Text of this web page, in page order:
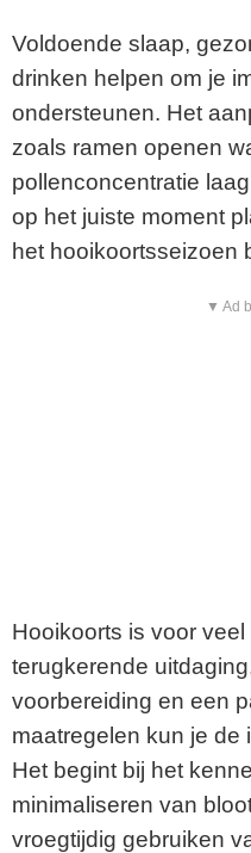
Voldoende slaap,
drinken helpen om je
ondersteunen. Het
zoals ramen openen
pollenconcentratie
op het juiste moment
het hooikoortsseizoen
▼ Ad
Hooikoorts is voor
terugkerende
voorbereiding en een
maatregelen kun je de
Het begint bij het
minimaliseren van
vroegtijdig gebruiken